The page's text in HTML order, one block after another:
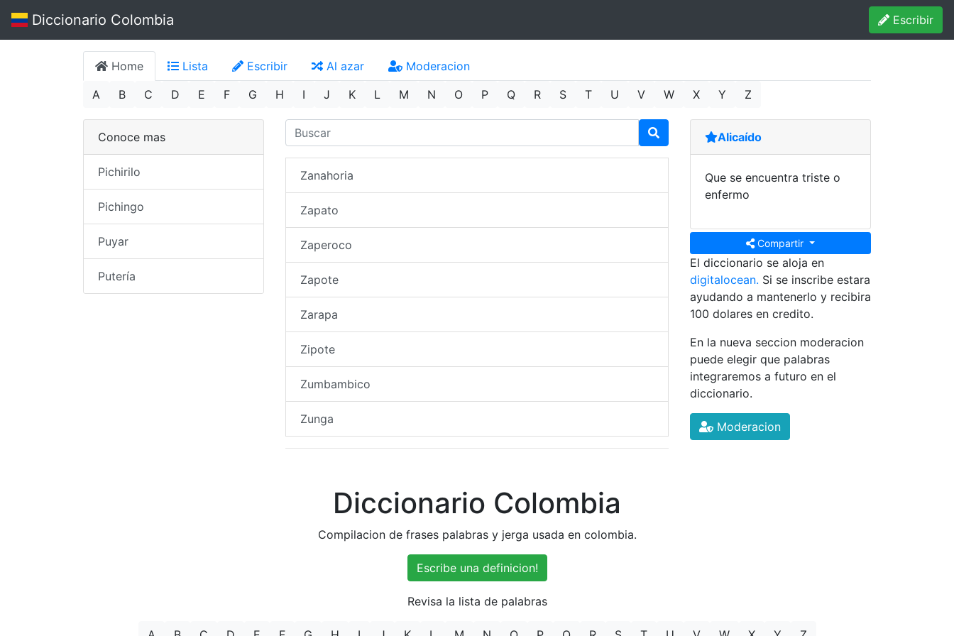
Diccionario Colombia Escribir
Home Lista Escribir Al azar
Moderacion
A
B C D E F G H I J K L M N O P Q R S T U V W X Y Z
Zanahoria
Zapato
Zaperoco
Zapote
Zarapa
Zipote
Zumbambico
Zunga
Conoce mas
Pichirilo
Pichingo
Puyar
Putería
Alicaído
Que se encuentra triste o
enfermo
Compartir
El diccionario se aloja en
digitalocean. Si se inscribe estara
ayudando a mantenerlo y recibira
100 dolares en credito.
En la nueva seccion moderacion
puede elegir que palabras
integraremos a futuro en el
diccionario.
Moderacion
Diccionario Colombia
Compilacion de frases palabras y jerga usada en colombia.
Escribe una definicion!
Revisa la lista de palabras